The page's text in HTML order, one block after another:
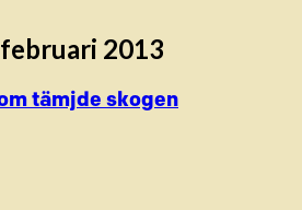
februari 2013
tämjde skogen